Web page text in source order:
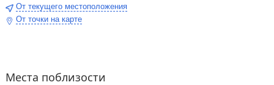
От текущего местоположения
От точки на карте
Места поблизости